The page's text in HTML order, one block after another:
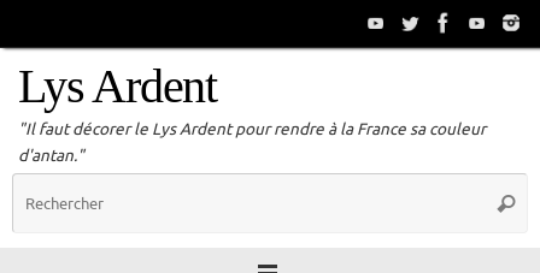
Lys Ardent
"Il faut décorer le Lys Ardent pour rendre à la France sa couleur
d'antan."